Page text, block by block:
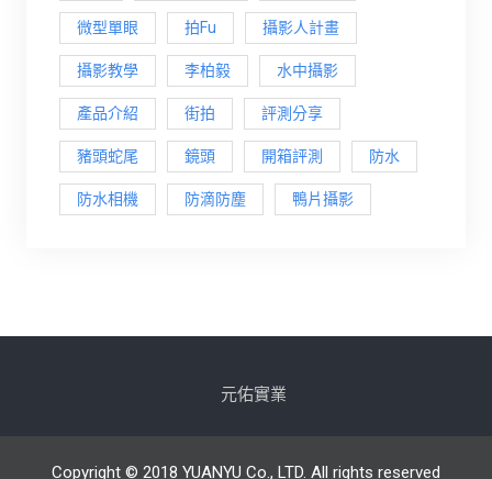
微型單眼 拍Fu 攝影人計畫
攝影教學 李柏毅 水中攝影
產品介紹 街拍 評測分享
豬頭蛇尾 鏡頭 開箱評測 防水
防水相機 防滴防塵 鴨片攝影
元佑實業
Copyright © 2018 YUANYU Co., LTD. All rights reserved